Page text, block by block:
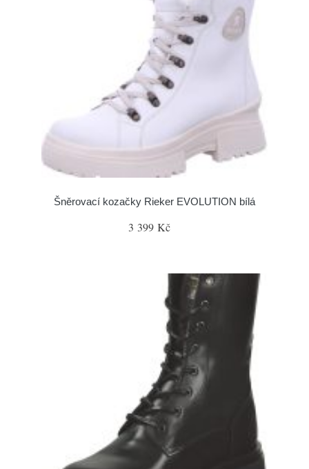
Šněrovací kozačky Rieker EVOLUTION bílá
3 399 Kč